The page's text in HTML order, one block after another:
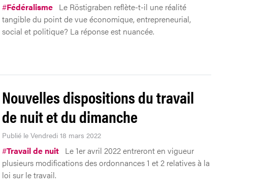
#Fédéralisme Le Röstigraben reflète-t-il une réalité
tangible du point de vue économique, entrepreneurial,
social et politique? La réponse est nuancée.
Nouvelles dispositions du travail
de nuit et du dimanche
Publié le Vendredi 18 mars 2022
#Travail de nuit Le 1er avril 2022 entreront en vigueur
plusieurs modifications des ordonnances 1 et 2 relatives à la
loi sur le travail.